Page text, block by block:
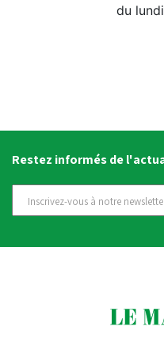
du
Restez informés de